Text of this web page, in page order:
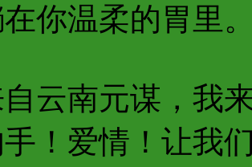
你温柔的胃里
云南元谋，我
！爱情！让我